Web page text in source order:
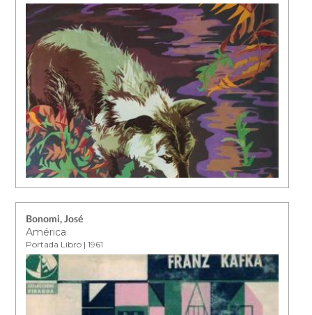
Bonomi, José
América
Portada Libro | 1961